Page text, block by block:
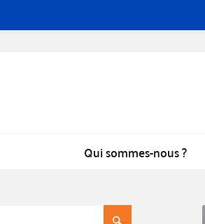
Qui sommes-nous ?